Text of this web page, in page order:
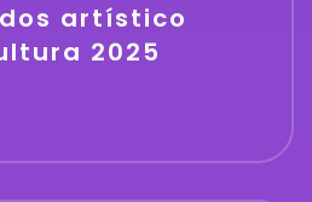
artístico
2025